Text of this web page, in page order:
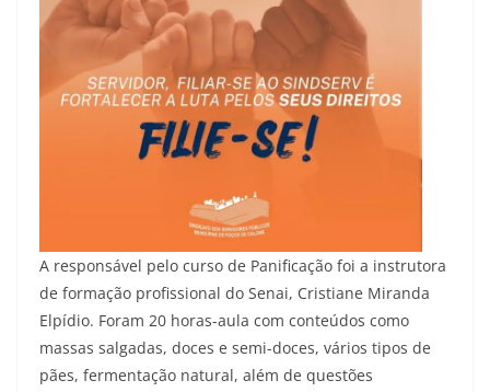
A responsável pelo curso de Panificação foi a instrutora
de formação profissional do Senai, Cristiane Miranda
Elpídio. Foram 20 horas-aula com conteúdos como
massas salgadas, doces e semi-doces, vários tipos de
pães, fermentação natural, além de questões